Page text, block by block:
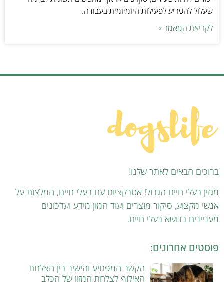
שעלול להפריע לפעילות היומיומית בעבודה.
לקריאת המאמר »
ברוכים הבאים לאתר שלנו!
מגזין בעלי חיים הגדול! אטרקציות עם בעלי חיים, המלצות על
אנשי מקצוע, סיקור מוצרים ועוד המון מידע ועדכונים
מעניינים בנושא בעלי חיים.
פוסטים אחרונים:
הקשר המפתיע והישיר בין הצלחת
האילוף לצלחת המזון של הכלב